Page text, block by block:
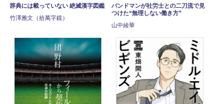
辞典には載っていない 絶滅漢字図鑑
竹澤雅文（拾萬字鏡）
バンドマンが社労士との二刀流で見
つけた“無理しない働き方”
山中綾華